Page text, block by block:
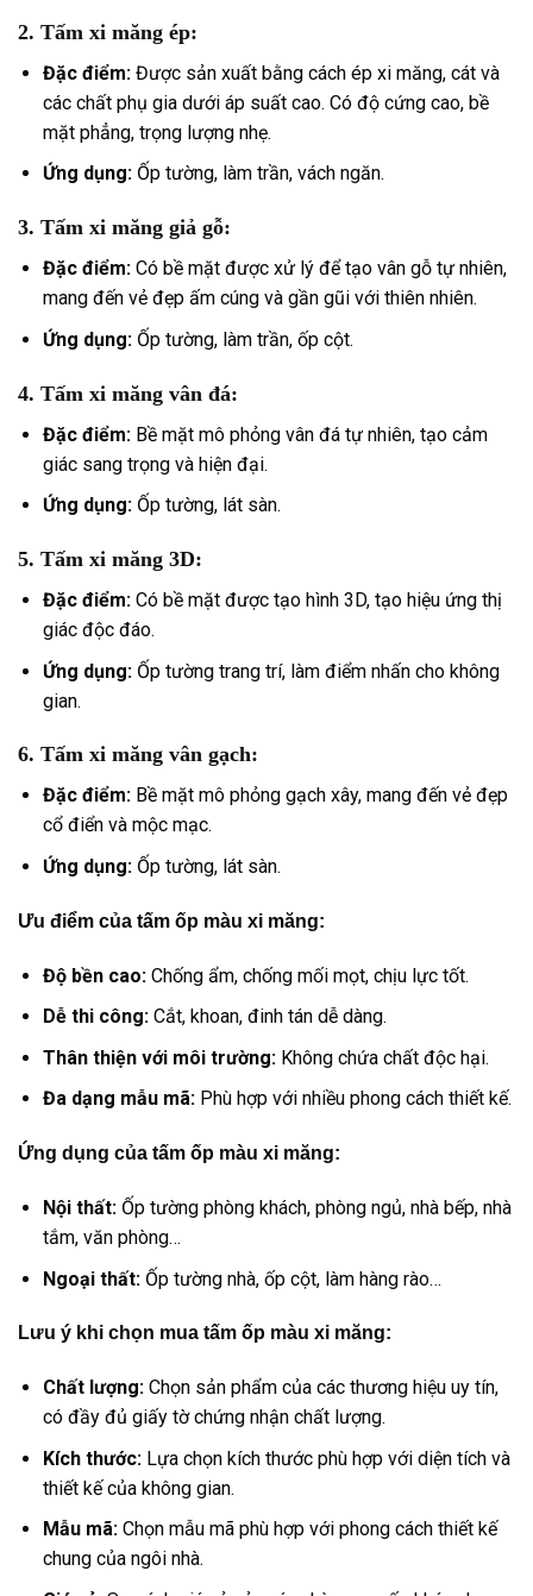
2. Tấm xi măng ép:
Đặc điểm:Được sản xuất bằng cách ép xi măng, cát và
các chất phụ gia dưới áp suất cao. Có độ cứng cao, bề
mặt phẳng, trọng lượng nhẹ.
Ứng dụng:Ốp tường, làm trần, vách ngăn.
3. Tấm xi măng giả gỗ:
Đặc điểm:Có bề mặt được xử lý để tạo vân gỗ tự nhiên,
mang đến vẻ đẹp ấm cúng và gần gũi với thiên nhiên.
Ứng dụng:Ốp tường, làm trần, ốp cột.
4. Tấm xi măng vân đá:
Đặc điểm:Bề mặt mô phỏng vân đá tự nhiên, tạo cảm
giác sang trọng và hiện đại.
Ứng dụng:Ốp tường, lát sàn.
5. Tấm xi măng 3D:
Đặc điểm:Có bề mặt được tạo hình 3D, tạo hiệu ứng thị
giác độc đáo.
Ứng dụng:Ốp tường trang trí, làm điểm nhấn cho không
gian.
6. Tấm xi măng vân gạch:
Đặc điểm:Bề mặt mô phỏng gạch xây, mang đến vẻ đẹp
cổ điển và mộc mạc.
Ứng dụng:Ốp tường, lát sàn.
Ưu điểm của tấm ốp màu xi măng:
Độ bền cao:Chống ẩm, chống mối mọt, chịu lực tốt.
Dễ thi công:Cắt, khoan, đinh tán dễ dàng.
Thân thiện với môi trường:Không chứa chất độc hại.
Đa dạng mẫu mã:Phù hợp với nhiều phong cách thiết kế.
Ứng dụng của tấm ốp màu xi măng:
Nội thất:Ốp tường phòng khách, phòng ngủ, nhà bếp, nhà
tắm, văn phòng…
Ngoại thất:Ốp tường nhà, ốp cột, làm hàng rào…
Lưu ý khi chọn mua tấm ốp màu xi măng:
Chất lượng:Chọn sản phẩm của các thương hiệu uy tín,
có đầy đủ giấy tờ chứng nhận chất lượng.
Kích thước:Lựa chọn kích thước phù hợp với diện tích và
thiết kế của không gian.
Mẫu mã:Chọn mẫu mã phù hợp với phong cách thiết kế
chung của ngôi nhà.